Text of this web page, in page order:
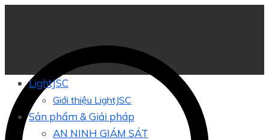
LightJSC
Giới thiệu LightJSC
Sản phẩm & Giải pháp
AN NINH GIÁM SÁT